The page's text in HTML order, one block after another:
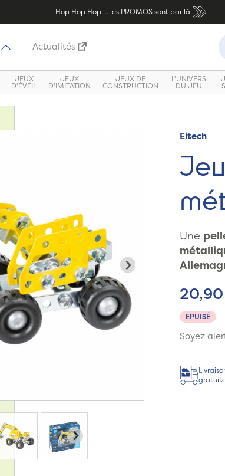
Hop Hop Hop ... les PROMOS sont par là
Actualités
JEUX
D'ÉVEIL
JEUX
D'IMITATION
JEUX DE
CONSTRUCTION
L'UNIVERS
DU JEU
Eitech
Une
EPUISÉ
Soyez